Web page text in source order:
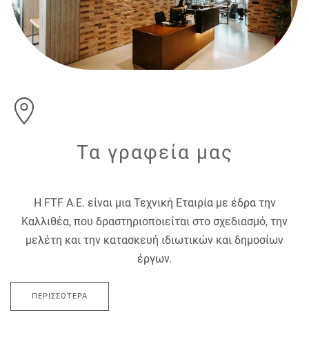
Τα γραφεία μας
H FTF Α.E. είναι μια Τεχνική Εταιρία με έδρα την
Καλλιθέα, που δραστηριοποιείται στο σχεδιασμό, την
μελέτη και την κατασκευή ιδιωτικών και δημοσίων
έργων.
ΠΕΡΙΣΣΌΤΕΡΑ